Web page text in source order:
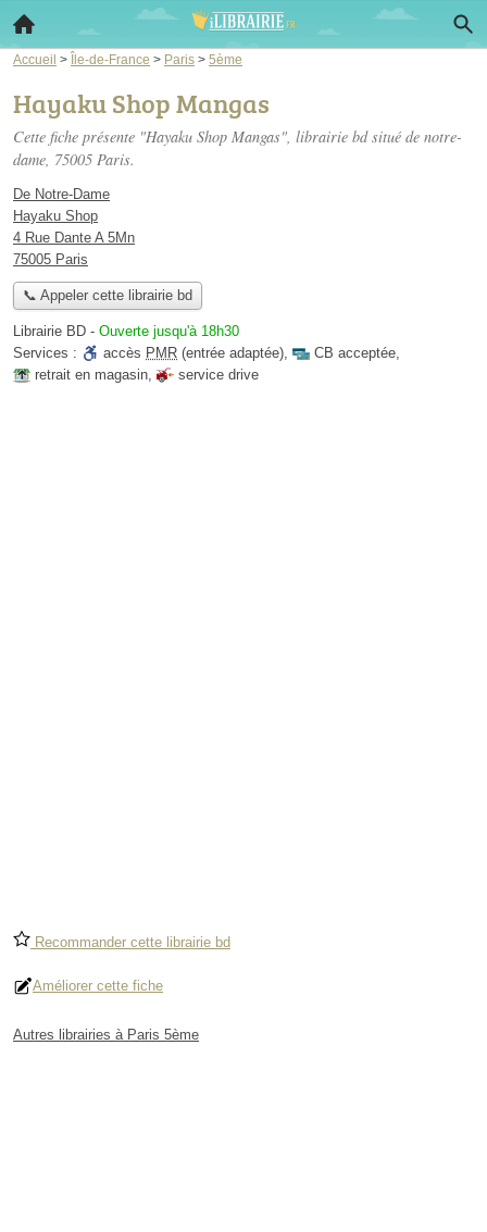
Accueil > Île-de-France > Paris > 5ème
Hayaku Shop Mangas
Cette fiche présente "Hayaku Shop Mangas", librairie bd situé de notre-
dame, 75005 Paris.
De Notre-Dame
Hayaku Shop
4 Rue Dante A 5Mn
75005 Paris
📞 Appeler cette librairie bd
Librairie BD - Ouverte jusqu'à 18h30
Services :
accès PMR (entrée adaptée), CB acceptée,
retrait en magasin, service drive
Recommander cette librairie bd
Améliorer cette fiche
Autres librairies à Paris 5ème